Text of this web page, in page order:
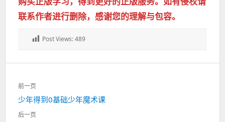
联系作者进行删除，感谢您的理解与包容。
Post Views:489
文
章
导
航
前一页
上
一
少年得到0基础少年魔术课
后一页